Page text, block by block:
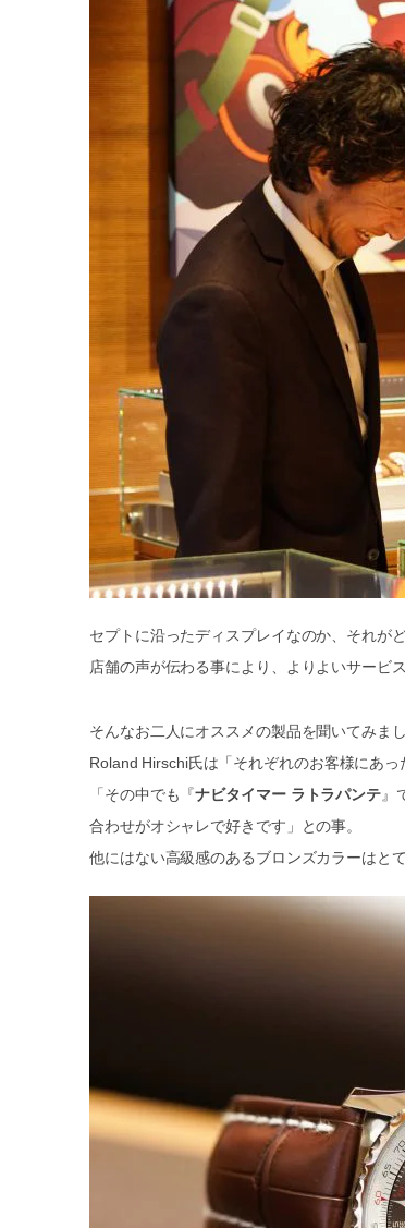
セプトに沿ったディスプレイなのか、それが
店舗の声が伝わる事により、よりよいサービ
そんなお二人にオススメの製品を聞いてみまし
Roland Hirschi氏は「それぞれのお客様にあ
「その中でも『ナビタイマー ラトラパンテ』
合わせがオシャレで好きです」との事。
他にはない高級感のあるブロンズカラーはと